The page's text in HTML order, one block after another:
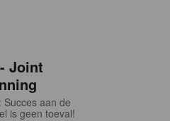
Joint
Succes aan de
is geen toeval!